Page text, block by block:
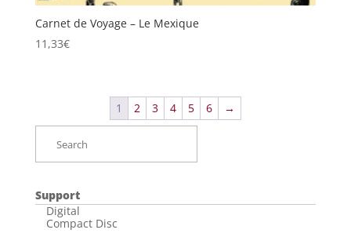
Carnet de Voyage – Le Mexique
11,33€
1 2 3 4 5 6 →
Support
Digital
Compact Disc